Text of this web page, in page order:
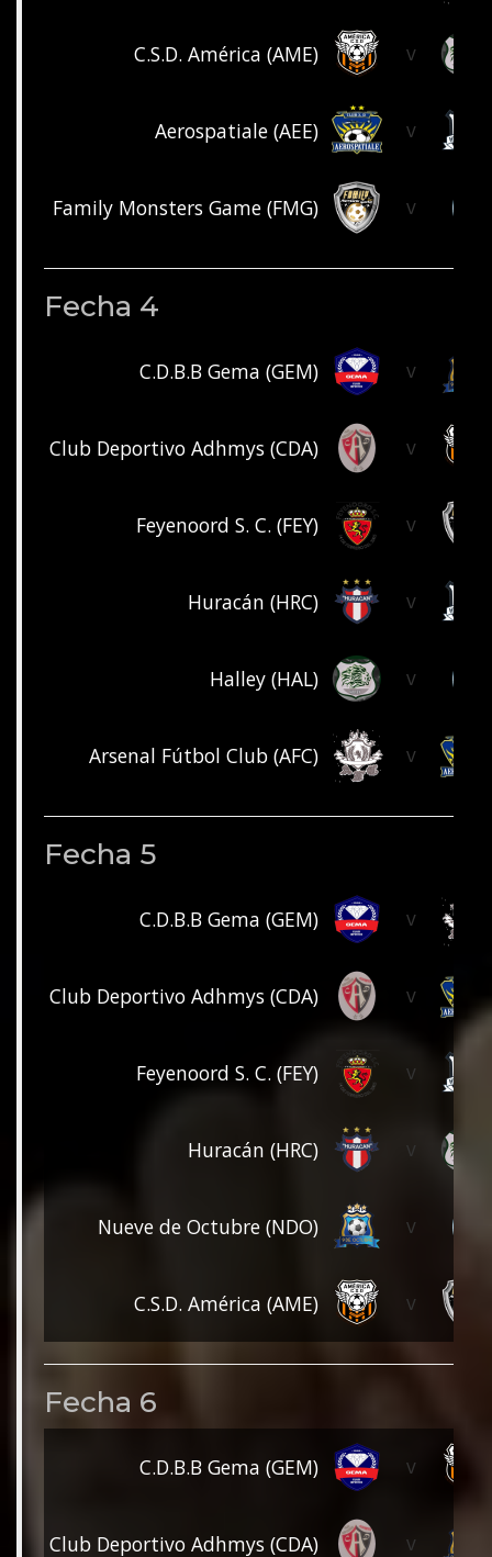
C.S.D. América (AME) v
Aerospatiale (AEE) v
Family Monsters Game (FMG) v
Fecha 4
C.D.B.B Gema (GEM) v
Club Deportivo Adhmys (CDA) v
Feyenoord S. C. (FEY) v
Huracán (HRC) v
Halley (HAL) v
Arsenal Fútbol Club (AFC) v
Fecha 5
C.D.B.B Gema (GEM) v
Club Deportivo Adhmys (CDA) v
Feyenoord S. C. (FEY) v
Huracán (HRC) v
Nueve de Octubre (NDO) v
C.S.D. América (AME) v
Fecha 6
C.D.B.B Gema (GEM) v
Club Deportivo Adhmys (CDA) v